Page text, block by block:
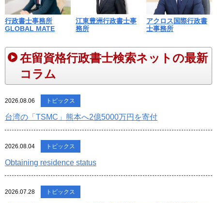
行政書士事務所
GLOBAL MATE
江東豊洲行政書士事
務所
アクロス国際行政書
士事務所
在留資格行政書士検索ネットの最新
コラム
2026.08.06 トピックス
台湾の「TSMC」熊本へ2億5000万円を寄付
2026.08.04 トピックス
Obtaining residence status
2026.07.28 トピックス